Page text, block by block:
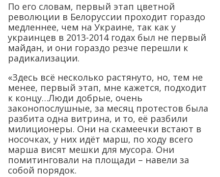
По его словам, первый этап цветной
революции в Белоруссии проходит гораздо
медленнее, чем на Украине, так как у
украинцев в 2013-2014 годах был не первый
майдан, и они гораздо резче перешли к
радикализации.
«Здесь всё несколько растянуто, но, тем не
менее, первый этап, мне кажется, подходит
к концу…Люди добрые, очень
законопослушные, за месяц протестов была
разбита одна витрина, и то, её разбили
милиционеры. Они на скамеечки встают в
носочках, у них идёт марш, по ходу всего
марша висят мешки для мусора. Они
помитинговали на площади – навели за
собой порядок.